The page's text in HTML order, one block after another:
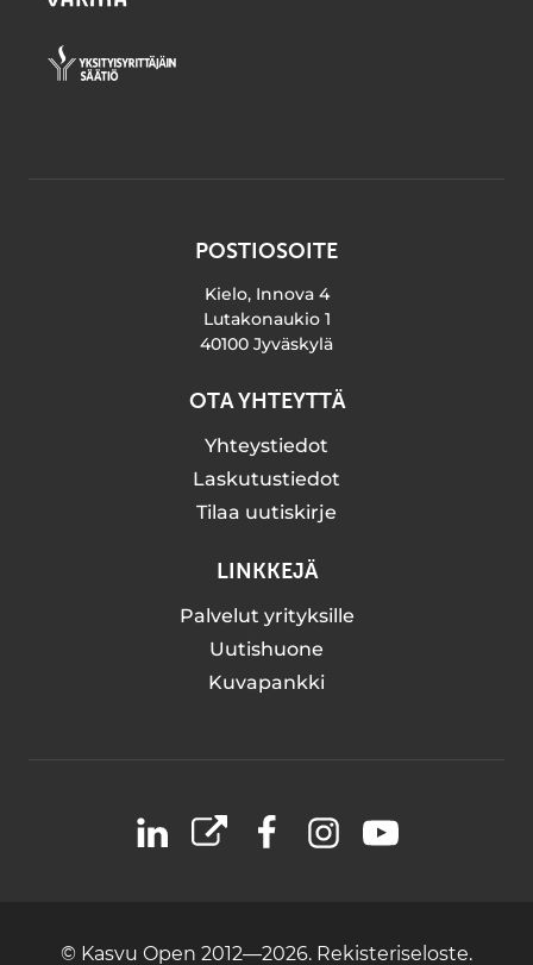
POSTIOSOITE
Kielo, Innova 4
Lutakonaukio 1
40100 Jyväskylä
OTA YHTEYTTÄ
Yhteystiedot
Laskutustiedot
Tilaa uutiskirje
LINKKEJÄ
Palvelut yrityksille
Uutishuone
Kuvapankki
LinkedIn
X FacebookInstagramYouTube
© Kasvu Open 2012—2026. Rekisteriseloste.